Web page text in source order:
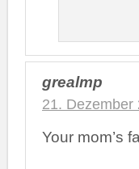
grealmp
21. Dezember
Your mom’s